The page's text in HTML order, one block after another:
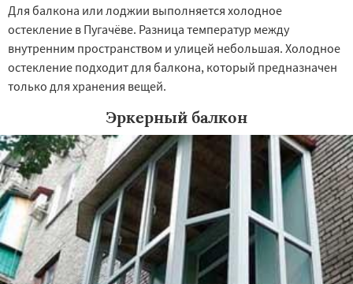
Для балкона или лоджии выполняется холодное
остекление в Пугачёве. Разница температур между
внутренним пространством и улицей небольшая. Холодное
остекление подходит для балкона, который предназначен
только для хранения вещей.
Эркерный балкон